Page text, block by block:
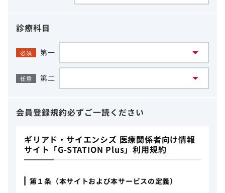
診療科目
必須 第一
任意 第二
会員登録規約必ずご一読ください
ギリアド・サイエンシズ 医療関係者向け情報
サイト「G-STATION Plus」利用規約
第１条（本サイトおよび本サービスの定義）